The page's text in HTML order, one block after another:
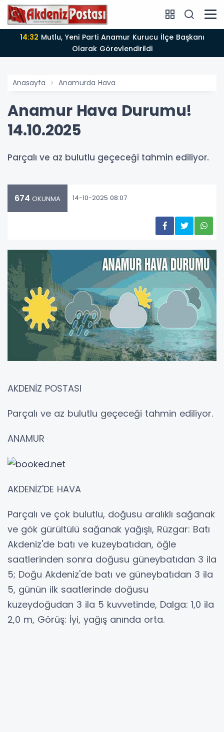
14:32Mutlu, Yeni Parti Anamur Kurucu İlçe Başkanı
Olarak Görevlendirildi
Anasayfa Anamurda Hava
Anamur Hava Durumu!
14.10.2025
Parçalı ve az bulutlu geçeceği tahmin ediliyor.
674 OKUNMA 14-10-2025 08:07
AKDENİZ POSTASI
Parçalı ve az bulutlu geçeceği tahmin ediliyor.
ANAMUR
AKDENİZ'DE HAVA
Parçalı ve çok bulutlu, doğusu aralıklı sağanak
ve gök gürültülü sağanak yağışlı, Rüzgar: Batı
Akdeniz'de batı ve kuzeybatıdan, öğle
saatlerinden sonra doğusu güneybatıdan 3 ila
5; Doğu Akdeniz'de batı ve güneybatıdan 3 ila
5, günün ilk saatlerinde doğusu
kuzeydoğudan 3 ila 5 kuvvetinde, Dalga: 1,0 ila
2,0 m, Görüş: İyi, yağış anında orta.